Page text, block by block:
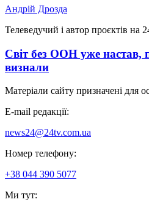
Андрій Дрозда
Телеведучий і автор проєктів на
Світ без ООН уже настав,
визнали
Матеріали сайту призначені для
E-mail редакції:
news24@24tv.com.ua
Номер телефону:
+38 044 390 5077
Ми тут: